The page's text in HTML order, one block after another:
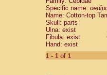
Cebidae
Cebidae
Cebidae
Cebidae
Cebidae
Cebidae
Cebidae
Specific name:
Name: Cotton-top
Skull: parts
Ulna: exist
Fibula: exist
Hand: exist
1 - 1 of 1